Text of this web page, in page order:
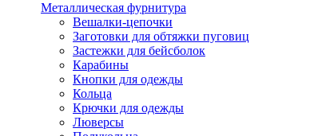
Металлическая фурнитура
Вешалки-цепочки
Заготовки для обтяжки пуговиц
Застежки для бейсболок
Карабины
Кнопки для одежды
Кольца
Крючки для одежды
Люверсы